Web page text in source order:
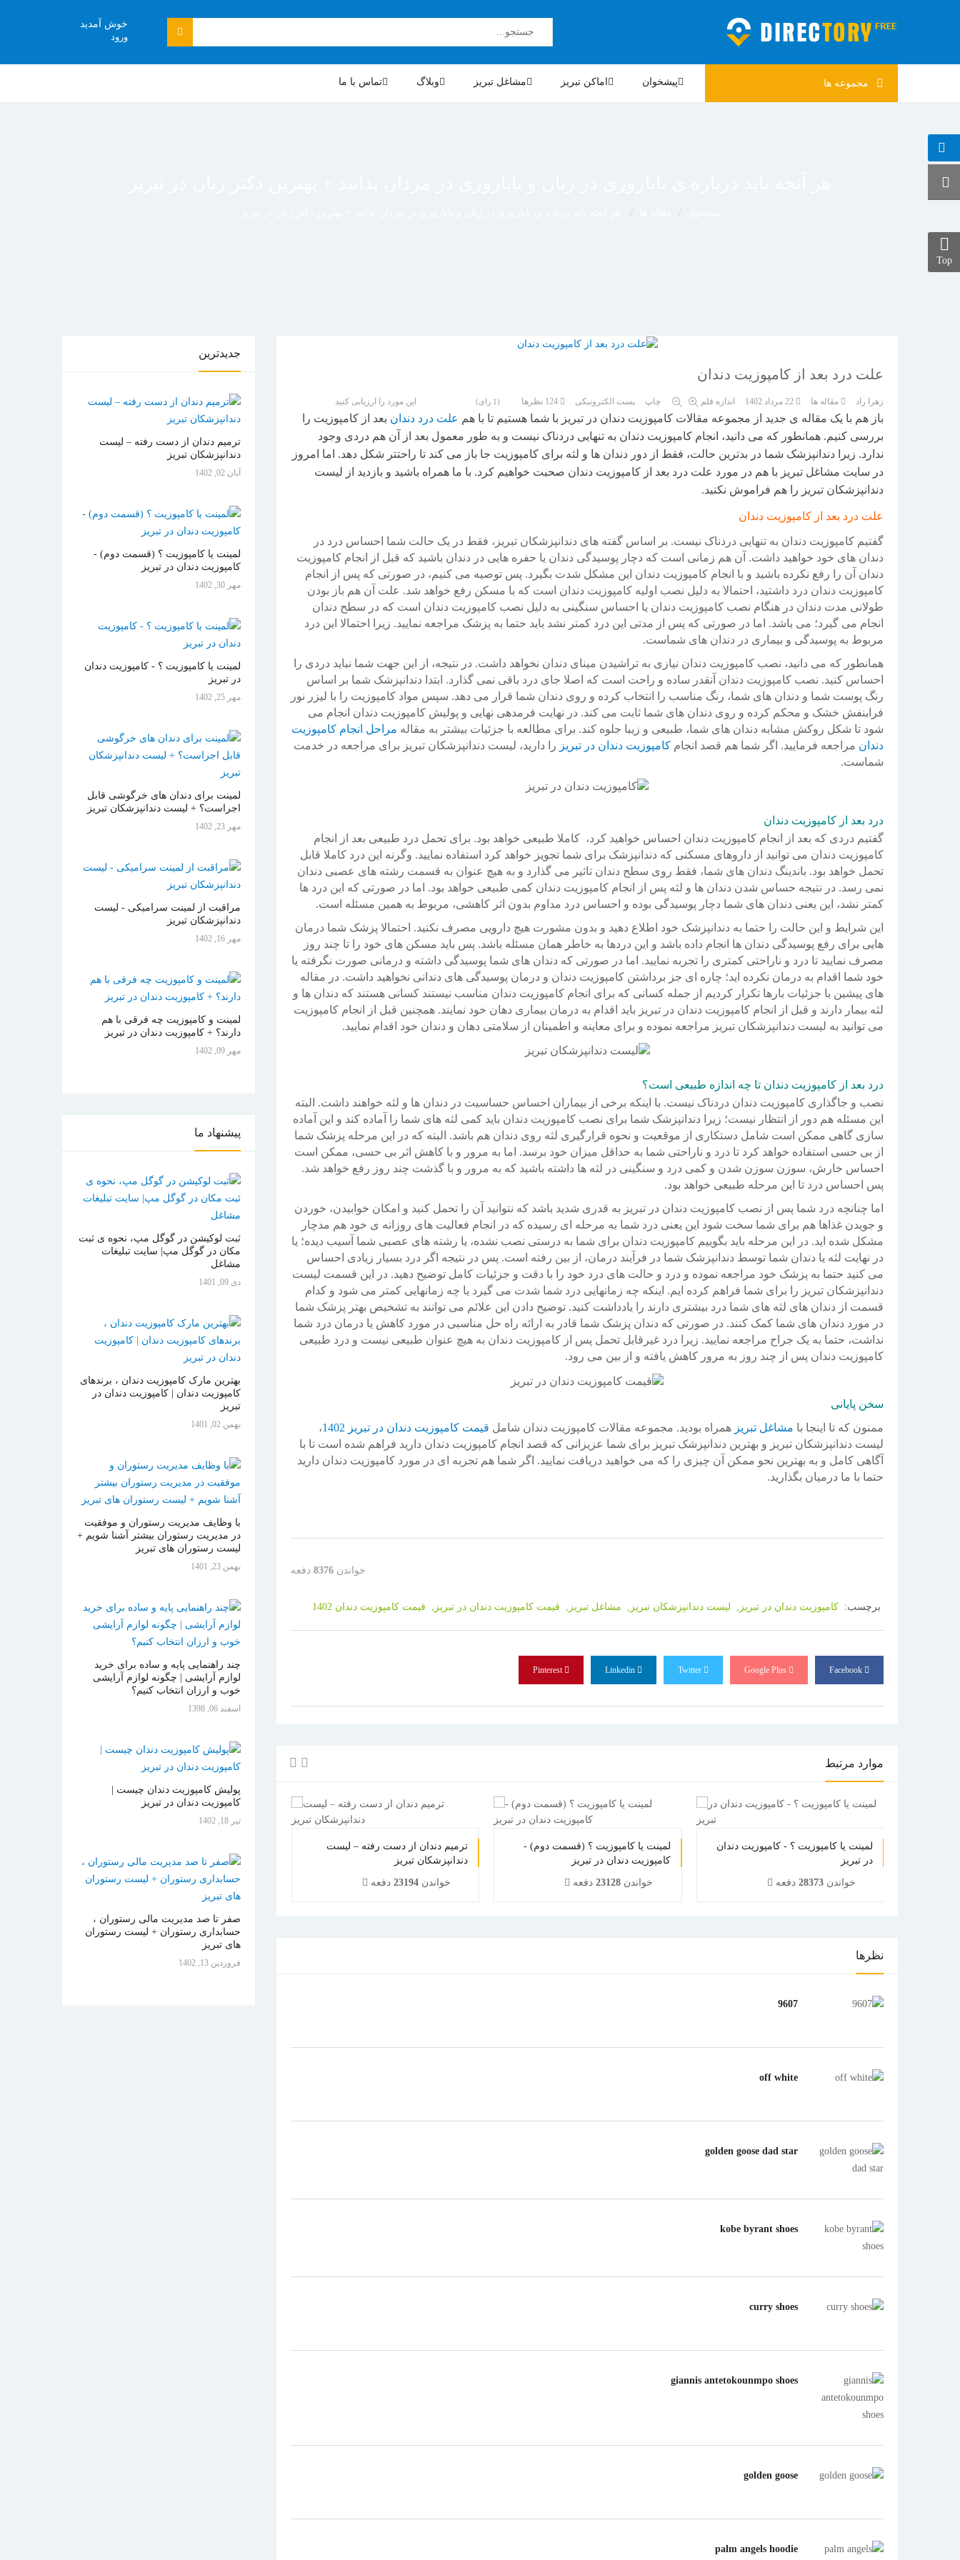
خوش آمدید
ورود
مجموعه ها پیشخوان اماکن تبریز مشاغل تبریز وبلاگ تماس با ما
علت درد بعد از کامپوزیت دندان
زهرا راد مقاله ها اندازه قلم چاپ پست الکترونیکی 124 نظرها این مورد را ارزیابی کنید 1 23 4 (1 رای)
باز هم با یک مقاله ی جدید از مجموعه مقالات کامپوزیت دندان در تبریز با شما هستیم تا با هم علت درد دندان بعد از کامپوزیت را
بررسی کنیم. همانطور که می دانید، انجام کامپوزیت دندان به تنهایی دردناک نیست و به طور معمول بعد از آن هم دردی وجود
ندارد. زیرا دندانپزشک شما در بدترین حالت، فقط از دور دندان ها و لثه برای کامپوزیت جا باز می کند تا راحتتر شکل دهد. اما امروز
در سایت مشاغل تبریز با هم در مورد علت درد بعد از کامپوزیت دندان صحبت خواهیم کرد. با ما همراه باشید و بازدید از لیست
دندانپزشکان تبریز را هم فراموش نکنید.
علت درد بعد از کامپوزیت دندان
گفتیم کامپوزیت دندان به تنهایی دردناک نیست. بر اساس گفته های دندانپزشکان تبریز، فقط در یک حالت شما احساس درد در
دندان های خود خواهید داشت. آن هم زمانی است که دچار پوسیدگی دندان یا حفره هایی در دندان باشید که قبل از انجام کامپوزیت
دندان آن را رفع نکرده باشید و با انجام کامپوزیت دندان این مشکل شدت بگیرد. پس توصیه می کنیم، در صورتی که پس از انجام
کامپوزیت دندان درد داشتید، احتمالا به دلیل نصب اولیه کامپوزیت دندان است که با مسکن رفع خواهد شد. علت آن هم باز بودن
طولانی مدت دندان در هنگام نصب کامپوزیت دندان یا احساس سنگینی به دلیل نصب کامپوزیت دندان است که در سطح دندان
انجام می گیرد؛ می باشد. اما در صورتی که پس از مدتی این درد کمتر نشد باید حتما به پزشک مراجعه نمایید. زیرا احتمالا این درد
مربوط به پوسیدگی و بیماری در دندان های شماست.
همانطور که می دانید، نصب کامپوزیت دندان نیازی به تراشیدن مینای دندان نخواهد داشت. در نتیجه، از این جهت شما نباید دردی را
احساس کنید. نصب کامپوزیت دندان آنقدر ساده و راحت است که اصلا جای درد باقی نمی گذارد. ابتدا دندانپزشک شما بر اساس
رنگ پوست شما و دندان های شما، رنگ مناسب را انتخاب کرده و روی دندان شما قرار می دهد. سپس مواد کامپوزیت را با لیزر نور
فرابنفش خشک و محکم کرده و روی دندان های شما ثابت می کند. در نهایت فرمدهی نهایی و پولیش کامپوزیت دندان انجام می
شود تا شکل روکش مشابه دندان های شما، طبیعی و زیبا جلوه کند. برای مطالعه با جزئیات بیشتر به مقاله مراحل انجام کامپوزیت
دندان مراجعه فرمایید. اگر شما هم قصد انجام کامپوزیت دندان در تبریز را دارید، لیست دندانپزشکان تبریز برای مراجعه در خدمت
شماست.
درد بعد از کامپوزیت دندان
گفتیم دردی که بعد از انجام کامپوزیت دندان احساس خواهید کرد، کاملا طبیعی خواهد بود. برای تحمل درد طبیعی بعد از انجام
کامپوزیت دندان می توانید از داروهای مسکنی که دندانپزشک برای شما تجویز خواهد کرد استفاده نمایید. وگرنه این درد کاملا قابل
تحمل خواهد بود. باندینگ دندان های شما، فقط روی سطح دندان تاثیر می گذارد و به هیچ عنوان به قسمت رشته های عصبی دندان
نمی رسد. در نتیجه حساس شدن دندان ها و لثه پس از انجام کامپوزیت دندان کمی طبیعی خواهد بود. اما در صورتی که این درد ها
کمتر نشد، این یعنی دندان های شما دچار پوسیدگی بوده و احساس درد مداوم بدون اثر کاهشی، مربوط به همین مسئله است.
این شرایط و این حالت را حتما به دندانپزشک خود اطلاع دهید و بدون مشورت هیچ دارویی مصرف نکنید. احتمالا پزشک شما درمان
هایی برای رفع پوسیدگی دندان ها انجام داده باشد و این دردها به خاطر همان مسئله باشد. پس باید مسکن های خود را تا چند روز
مصرف نمایید تا درد و ناراحتی کمتری را تجربه نمایید. اما در صورتی که دندان های شما پوسیدگی داشته و درمانی صورت نگرفته یا
خود شما اقدام به درمان نکرده اید؛ چاره ای جز برداشتن کامپوزیت دندان و درمان پوسیدگی های دندانی نخواهید داشت. در مقاله
های پیشین با جزئیات بارها تکرار کردیم از جمله کسانی که برای انجام کامپوزیت دندان مناسب نیستند کسانی هستند که دندان ها و
لثه بیمار دارند و قبل از انجام کامپوزیت دندان در تبریز باید اقدام به درمان بیماری دهان خود نمایند. همچنین قبل از انجام کامپوزیت
می توانید به لیست دندانپزشکان تبریز مراجعه نموده و برای معاینه و اطمینان از سلامتی دهان و دندان خود اقدام نمایید.
درد بعد از کامپوزیت دندان تا چه اندازه طبیعی است؟
نصب و جاگذاری کامپوزیت دندان دردناک نیست. با اینکه برخی از بیماران احساس حساسیت در دندان ها و لثه خواهند داشت. البته
این مسئله هم دور از انتظار نیست؛ زیرا دندانپزشک شما برای نصب کامپوزیت دندان باید کمی لثه های شما را آماده کند و این آماده
سازی گاهی ممکن است شامل دستکاری از موقعیت و نحوه قرارگیری لثه روی دندان هم باشد. البته که در این مرحله پزشک شما
از بی حسی استفاده خواهد کرد تا درد و ناراحتی شما به حداقل میزان خود برسد. اما به مرور و با کاهش اثر بی حسی، ممکن است
احساس خارش، سوزن سوزن شدن و کمی درد و سنگینی در لثه ها داشته باشید که به مرور و با گذشت چند روز رفع خواهد شد.
پس احساس درد تا این مرحله طبیعی خواهد بود.
اما چنانچه درد شما پس از نصب کامپوزیت دندان در تبریز به قدری شدید باشد که نتوانید آن را تحمل کنید و امکان خوابیدن، خوردن
و جویدن غذاها هم برای شما سخت شود این یعنی درد شما به مرحله ای رسیده که در انجام فعالیت های روزانه ی خود هم مدچار
مشکل شده اید. در این مرحله باید بگوییم کامپوزیت دندان برای شما به درستی نصب نشده، یا رشته های عصبی شما آسیب دیده؛ یا
در نهایت لثه یا دندان شما توسط دندانپزشک شما در فرآیند درمان، از بین رفته است. پس در نتیجه اگر درد بسیار زیادی احساس
می کنید حتما به پزشک خود مراجعه نموده و درد و حالت های درد خود را با دقت و جزئیات کامل توضیح دهید. در این قسمت لیست
دندانپزشکان تبریز را برای شما فراهم کرده ایم. اینکه چه زمانهایی درد شما شدت می گیرد یا چه زمانهایی کمتر می شود و کدام
قسمت از دندان های لثه های شما درد بیشتری دارند را یادداشت کنید. توضیح دادن این علائم می توانند به تشخیص بهتر پزشک شما
در مورد دندان های شما کمک کنند. در صورتی که دندان پزشک شما قادر به ارائه راه حل مناسبی در مورد کاهش یا درمان درد شما
نداشت، حتما به یک جراح مراجعه نمایید. زیرا درد غیرقابل تحمل پس از کامپوزیت دندان به هیچ عنوان طبیعی نیست و درد طبیعی
کامپوزیت دندان پس از چند روز به مرور کاهش یافته و از بین می رود.
سخن پایانی
ممنون که تا اینجا با مشاغل تبریز همراه بودید. مجموعه مقالات کامپوزیت دندان شامل قیمت کامپوزیت دندان در تبریز 1402
،
لیست دندانپزشکان تبریز و بهترین دندانپزشک تبریز برای شما عزیزانی که قصد انجام کامپوزیت دندان دارید فراهم شده است تا با
آگاهی کامل و به بهترین نحو ممکن آن چیزی را که می خواهید دریافت نمایید. اگر شما هم تجربه ای در مورد کامپوزیت دندان دارید
حتما با ما درمیان بگذارید.
خواندن 8376 دفعه
برچسب: کامپوزیت دندان در تبریز, لیست دندانپزشکان تبریز, مشاغل تبریز, قیمت کامپوزیت دندان در تبریز, قیمت کامپوزیت دندان 1402
موارد مرتبط
دندانپزشکان تبریز
خواندن21687دفعه
ترمیم دندان از دست رفته – لیست
دندانپزشکان تبریز
خواندن23194 دفعه
لمینت یا کامپوزیت ؟ (قسمت دوم) -
کامپوزیت دندان در تبریز
خواندن 23128دفعه
لمینت یا کامپوزیت ؟ - کامپوزیت دندان
در تبریز
خواندن28373 دفعه 1
2
3
4
5 1
2
3
4
5 1
2
3
4
5 1
2
3
4
5
نظرها
9607
off white
golden goose dad star
kobe byrant shoes
curry shoes
giannis antetokounmpo shoes
golden goose
palm angels hoodie
جدیدترین
ترمیم دندان از دست رفته – لیست
دندانپزشکان تبریز
آبان 02, 1402
لمینت یا کامپوزیت ؟ (قسمت دوم) -
کامپوزیت دندان در تبریز
مهر 30, 1402
لمینت یا کامپوزیت ؟ - کامپوزیت دندان
در تبریز
مهر 25, 1402
لمینت برای دندان های خرگوشی قابل
اجراست؟ + لیست دندانپزشکان تبریز
مهر 23, 1402
مراقبت از لمینت سرامیکی - لیست
دندانپزشکان تبریز
مهر 16, 1402
لمینت و کامپوزیت چه فرقی با هم
دارند؟ + کامپوزیت دندان در تبریز
مهر 09, 1402
پیشنهاد ما
ثبت لوکیشن در گوگل مپ، نحوه ی ثبت
مکان در گوگل مپ| سایت تبلیغات
مشاغل
دی 09, 1401
بهترین مارک کامپوزیت دندان ، برندهای
کامپوزیت دندان | کامپوزیت دندان در
تبریز
بهمن 02, 1401
با وظایف مدیریت رستوران و موفقیت
در مدیریت رستوران بیشتر آشنا شویم +
لیست رستوران های تبریز
بهمن 23, 1401
چند راهنمایی پایه و ساده برای خرید
لوازم آرایشی | چگونه لوازم آرایشی
خوب و ارزان انتخاب کنیم؟
اسفند 06, 1398
پولیش کامپوزیت دندان چیست |
کامپوزیت دندان در تبریز
تیر 18, 1402
صفر تا صد مدیریت مالی رستوران ،
حسابداری رستوران + لیست رستوران
های تبریز
فروردين 13, 1402
Top